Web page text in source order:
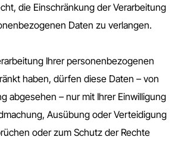
die Einschränkung der Verarbeitung
Daten zu verlangen.
Ihrer personenbezogenen
haben, dürfen diese Daten – von
abgesehen – nur mit Ihrer Einwilligung
Ausübung oder Verteidigung
oder zum Schutz der Rechte